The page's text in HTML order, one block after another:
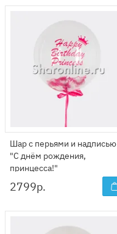
Шар с перьями и надписью
"С днём рождения,
принцесса!"
2799р.